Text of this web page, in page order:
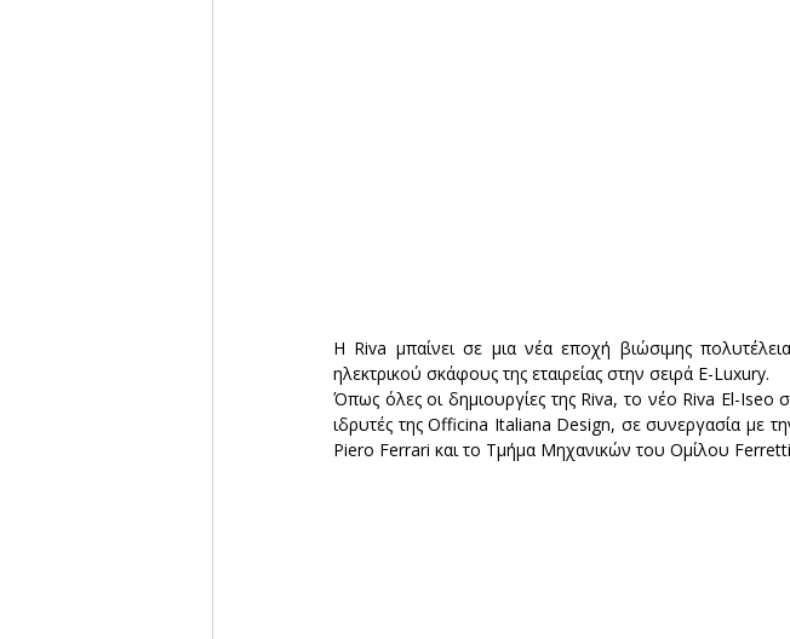
Η Riva μπαίνει σε μια νέα εποχή βιώσιμης
ηλεκτρικού σκάφους της εταιρείας στην σειρά E-Luxury.
Όπως όλες οι δημιουργίες της Riva, το νέο Riva El-
ιδρυτές της Officina Italiana Design, σε συνεργασία με
Piero Ferrari και το Τμήμα Μηχανικών του Ομίλου